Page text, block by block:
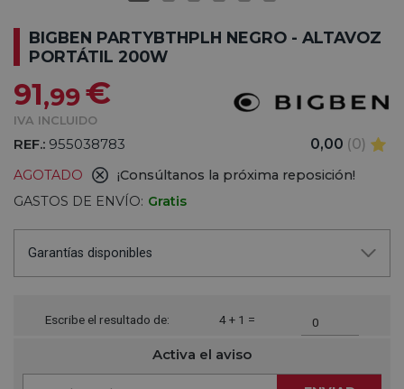
BIGBEN PARTYBTHPLH NEGRO - ALTAVOZ
PORTÁTIL 200W
91,99€
IVA INCLUIDO
REF.: 955038783 0,00 (0)
AGOTADO
¡Consúltanos la próxima reposición!
GASTOS DE ENVÍO: Gratis
Garantías disponibles
Escribe el resultado de: 4 + 1 =
Activa el aviso